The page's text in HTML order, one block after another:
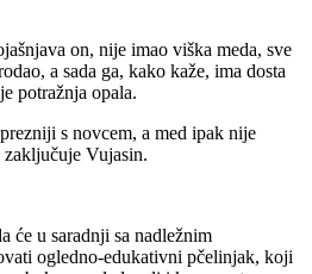
on, nije imao viška meda, sve
a sada ga, kako kaže, ima dosta
potražnja opala.
s novcem, a med ipak nije
Vujasin.
će u saradnji sa nadležnim
ogledno-edukativni pčelinjak, koji